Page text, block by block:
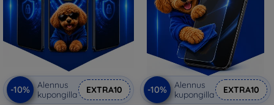
-10%
Alennus
kupongilla
EXTRA10 -10%
Alennus
kupongilla
EXTRA10